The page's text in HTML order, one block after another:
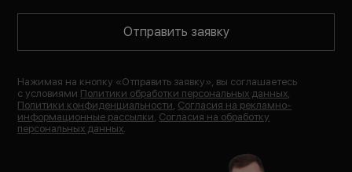
Отправить заявку
Нажимая на кнопку «Отправить заявку», вы соглашаетесь
с условиями Политики обработки персональных данных
Политики конфиденциальности Согласия на рекламно-
информационные рассылки Согласия на обработку
персональных данных